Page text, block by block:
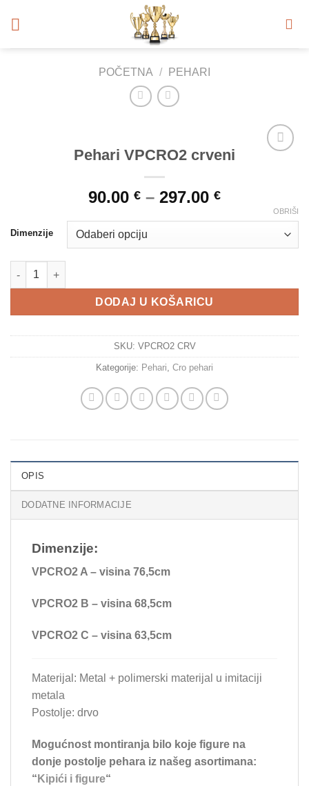
POČETNA / PEHARI
Pehari VPCRO2 crveni
90.00 € – 297.00 €
Dimenzije
OBRIŠI
Pehari VPCRO2 crveni količina
DODAJ U KOŠARICU
SKU: VPCRO2 CRV
Kategorije: Pehari Cro pehari
OPIS
DODATNE INFORMACIJE
Dimenzije:
VPCRO2 A – visina 76,5cm
VPCRO2 B – visina 68,5cm
VPCRO2 C – visina 63,5cm
Materijal: Metal + polimerski materijal u imitaciji
metala
Postolje: drvo
Mogućnost montiranja bilo koje figure na
donje postolje pehara iz našeg asortimana:
“ Kipići i figure“